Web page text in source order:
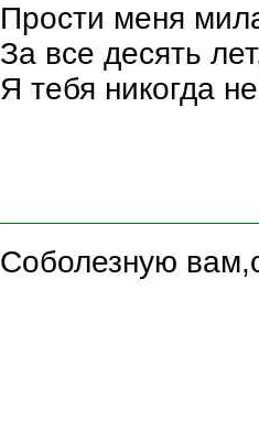
Прости меня
За все десять
Я тебя никогда
Соболезную